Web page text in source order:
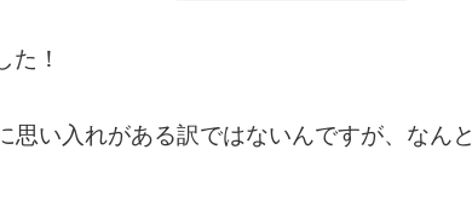
た！
思い入れがある訳ではないんですが、なんと